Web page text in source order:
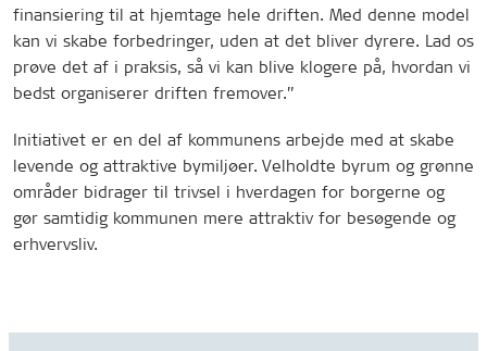
finansiering til at hjemtage hele driften. Med denne model
kan vi skabe forbedringer, uden at det bliver dyrere. Lad os
prøve det af i praksis, så vi kan blive klogere på, hvordan vi
bedst organiserer driften fremover.”
Initiativet er en del af kommunens arbejde med at skabe
levende og attraktive bymiljøer. Velholdte byrum og grønne
områder bidrager til trivsel i hverdagen for borgerne og
gør samtidig kommunen mere attraktiv for besøgende og
erhvervsliv.